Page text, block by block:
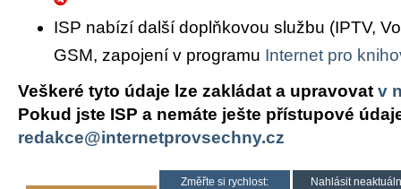
ISP nabízí další doplňkovou službu (IPTV,
GSM, zapojení v programu Internet pro
Veškeré tyto údaje lze zakládat a upravovat v
Pokud jste ISP a nemáte ješte přístupové
redakce@internetprovsechny.cz
Změřte si rychlost:
Nahlásit